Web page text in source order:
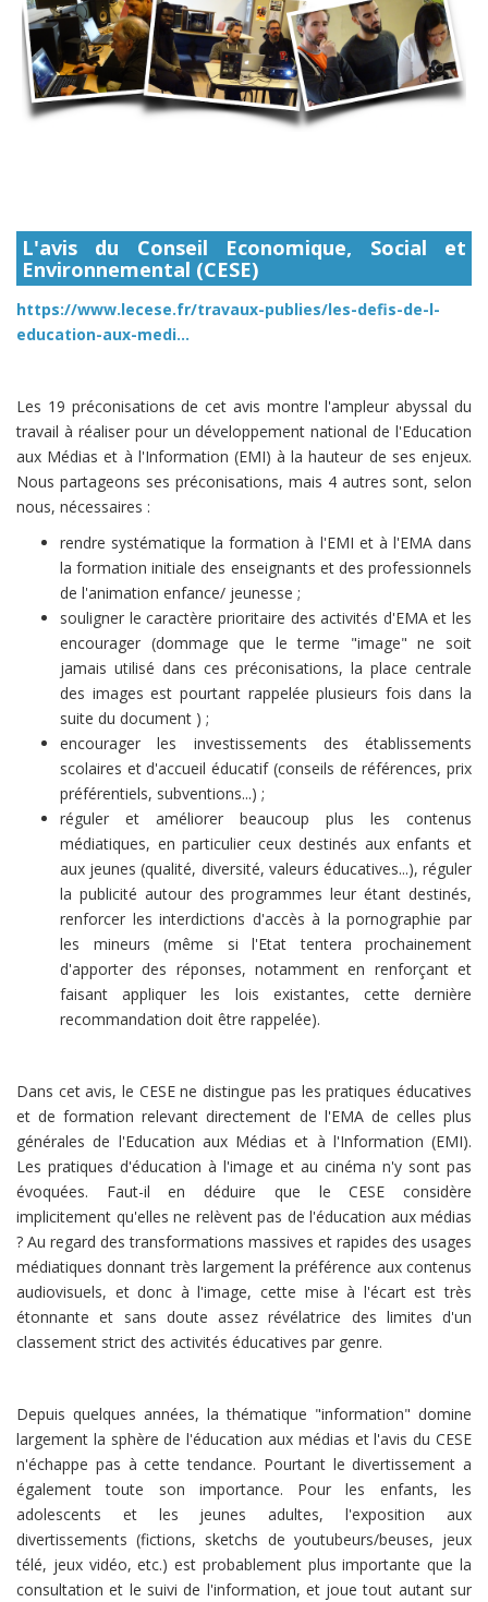
L'avis du Conseil Economique, Social et
Environnemental (CESE)
https://www.lecese.fr/travaux-publies/les-defis-de-l-
education-aux-medi…
Les 19 préconisations de cet avis montre l'ampleur abyssal du
travail à réaliser pour un développement national de l'Education
aux Médias et à l'Information (EMI) à la hauteur de ses enjeux.
Nous partageons ses préconisations, mais 4 autres sont, selon
nous, nécessaires :
rendre systématique la formation à l'EMI et à l'EMA dans
la formation initiale des enseignants et des professionnels
de l'animation enfance/ jeunesse ;
souligner le caractère prioritaire des activités d'EMA et les
encourager (dommage que le terme "image" ne soit
jamais utilisé dans ces préconisations, la place centrale
des images est pourtant rappelée plusieurs fois dans la
suite du document ) ;
encourager les investissements des établissements
scolaires et d'accueil éducatif (conseils de références, prix
préférentiels, subventions...) ;
réguler et améliorer beaucoup plus les contenus
médiatiques, en particulier ceux destinés aux enfants et
aux jeunes (qualité, diversité, valeurs éducatives...), réguler
la publicité autour des programmes leur étant destinés,
renforcer les interdictions d'accès à la pornographie par
les mineurs (même si l'Etat tentera prochainement
d'apporter des réponses, notamment en renforçant et
faisant appliquer les lois existantes, cette dernière
recommandation doit être rappelée).
Dans cet avis, le CESE ne distingue pas les pratiques éducatives
et de formation relevant directement de l'EMA de celles plus
générales de l'Education aux Médias et à l'Information (EMI).
Les pratiques d'éducation à l'image et au cinéma n'y sont pas
évoquées. Faut-il en déduire que le CESE considère
implicitement qu'elles ne relèvent pas de l'éducation aux médias
? Au regard des transformations massives et rapides des usages
médiatiques donnant très largement la préférence aux contenus
audiovisuels, et donc à l'image, cette mise à l'écart est très
étonnante et sans doute assez révélatrice des limites d'un
classement strict des activités éducatives par genre.
Depuis quelques années, la thématique "information" domine
largement la sphère de l'éducation aux médias et l'avis du CESE
n'échappe pas à cette tendance. Pourtant le divertissement a
également toute son importance. Pour les enfants, les
adolescents et les jeunes adultes, l'exposition aux
divertissements (fictions, sketchs de youtubeurs/beuses, jeux
télé, jeux vidéo, etc.) est probablement plus importante que la
consultation et le suivi de l'information, et joue tout autant sur